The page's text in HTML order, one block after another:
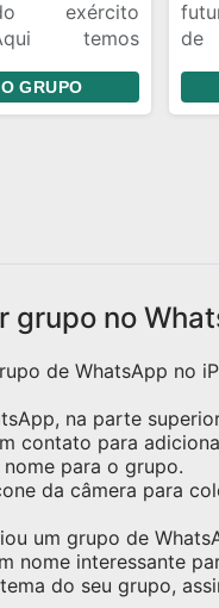
Conecte-
da
sua rede de
participar:
de atuação.
por você!
exército
temos
curso dentro
GRUPO
de
grupo no
de WhatsApp no
na parte
contato para
nome para o grupo.
da câmera para
um grupo de
nome interessante
do seu grupo,